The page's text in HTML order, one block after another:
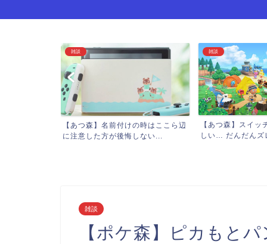
雑談
【あつ森】スイッチで岩スコップ難
しい… だんだんズレて失...
雑談
【あつ森】どうぶ
めてなんだけど、
雑談
【ポケ森】ピカもと